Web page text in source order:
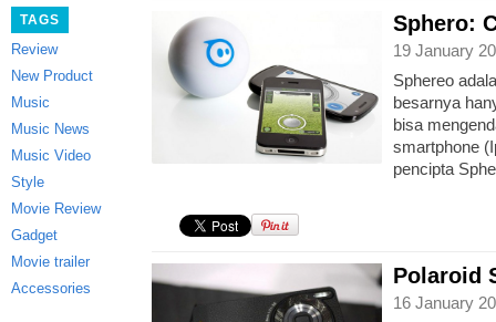
TAGS
Review
New Product
Music
Music News
Music Video
Style
Movie Review
Gadget
Movie trailer
Accessories
Sphero:
19 January
Sphereo
besarnya
bisa
smartphone
pencipta
Polaroid
16 January